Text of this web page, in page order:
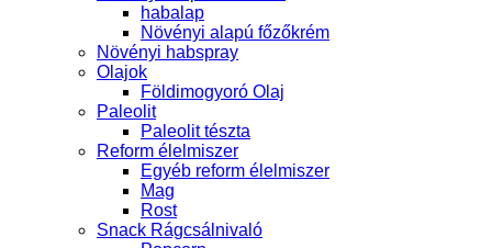
habalap
Növényi alapú főzőkrém
Növényi habspray
Olajok
Földimogyoró Olaj
Paleolit
Paleolit tészta
Reform élelmiszer
Egyéb reform élelmiszer
Mag
Rost
Snack Rágcsálnivaló